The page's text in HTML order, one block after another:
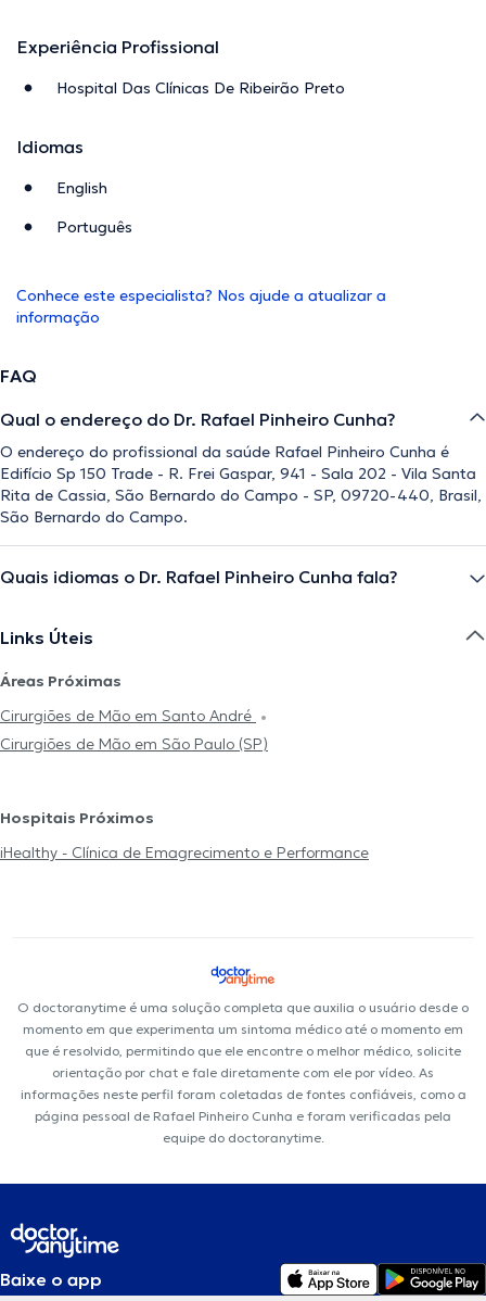
Experiência Profissional
Hospital Das Clínicas De Ribeirão Preto
Idiomas
English
Português
Conhece este especialista? Nos ajude a atualizar a
informação
FAQ
Qual o endereço do Dr. Rafael Pinheiro Cunha?
O endereço do profissional da saúde Rafael Pinheiro Cunha é
Edifício Sp 150 Trade - R. Frei Gaspar, 941 - Sala 202 - Vila Santa
Rita de Cassia, São Bernardo do Campo - SP, 09720-440, Brasil,
São Bernardo do Campo.
Quais idiomas o Dr. Rafael Pinheiro Cunha fala?
Links Úteis
Áreas Próximas
Cirurgiões de Mão em Santo André
Cirurgiões de Mão em São Paulo (SP)
Hospitais Próximos
iHealthy - Clínica de Emagrecimento e Performance
O doctoranytime é uma solução completa que auxilia o usuário desde o
momento em que experimenta um sintoma médico até o momento em
que é resolvido, permitindo que ele encontre o melhor médico, solicite
orientação por chat e fale diretamente com ele por vídeo. As
informações neste perfil foram coletadas de fontes confiáveis, como a
página pessoal de Rafael Pinheiro Cunha e foram verificadas pela
equipe do doctoranytime.
Baixe o app